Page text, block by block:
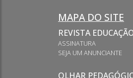
MAPA DO SITE
REVISTA
ASSINATURA
SEJA UM ANUNCIANTE
OLHAR